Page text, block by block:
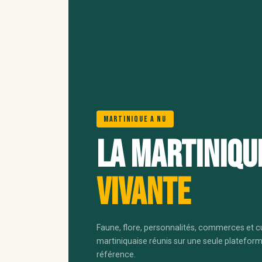
Martinique A Nu
La
vivante
Faune, flore, personnalités, commerces et
martiniquaise réunis sur une seule
référence.